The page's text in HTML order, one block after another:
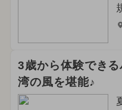
3歳から体験でき
湾の風を堪能♪